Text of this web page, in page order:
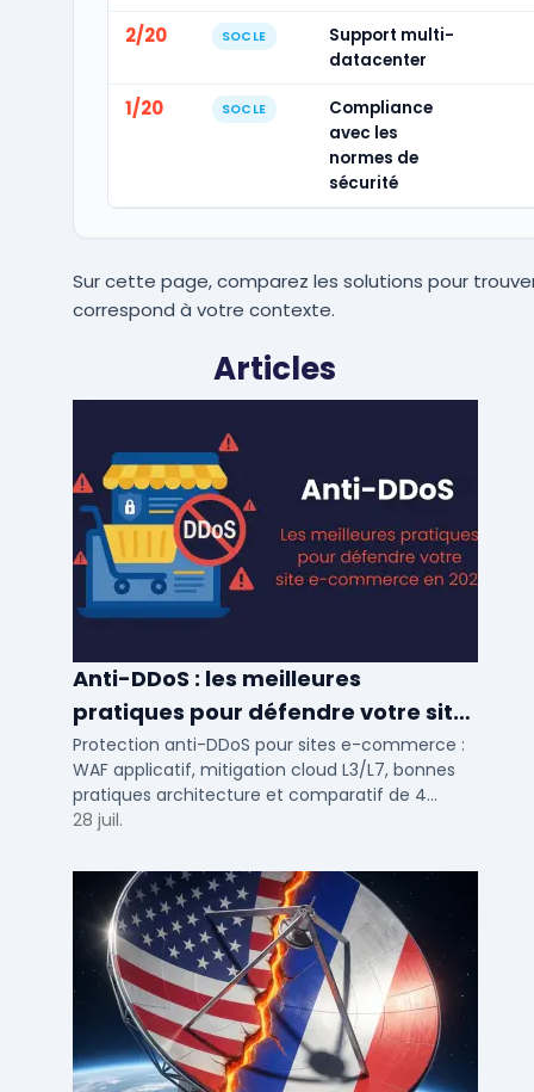
2/20 SOCLE
Support multi-
datacenter
1/20 SOCLE
Compliance
avec les
normes de
sécurité
Sur cette page, comparez les solutions pour
correspond à votre contexte.
Articles
Anti-DDoS : les meilleures
pratiques pour défendre votre site
e-commerce en 2025
Protection anti-DDoS pour sites e-commerce :
WAF applicatif, mitigation cloud L3/L7, bonnes
pratiques architecture et comparatif de 4
solutions testees par des DSI en 2025.
28 juil.